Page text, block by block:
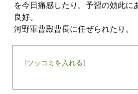
を今日痛感したり。予習の効此に
良好。
河野軍曹殿曹長に任ぜられたり。
[ツッコミを入れる]